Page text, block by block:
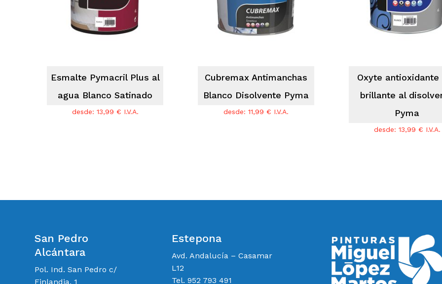
Esmalte Pymacril Plus al
agua Blanco Satinado
desde: 13,99 € I.V.A.
Cubremax Antimanchas
Blanco Disolvente Pyma
desde: 11,99 € I.V.A.
Oxyte antioxidante
brillante al
Pyma
desde: 13,99 € I.V.A.
San Pedro
Alcántara
Pol. Ind. San Pedro c/
Finlandia, 1
Estepona
Avd. Andalucía – Casamar
L12
Tel. 952 793 491